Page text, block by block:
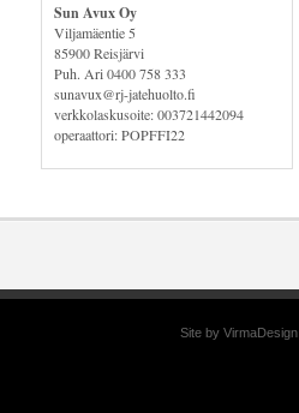
Sun Avux Oy
Viljamäentie 5
85900 Reisjärvi
Puh. Ari 0400 758 333
sunavux@rj-jatehuolto.fi
verkkolaskusoite: 003721442094
operaattori: POPFFI22
Site by VirmaDesign